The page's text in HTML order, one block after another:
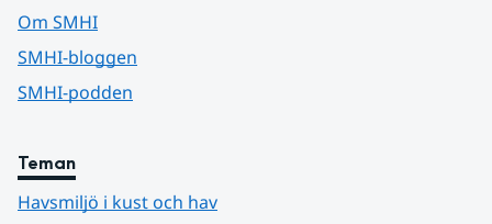
Om SMHI
SMHI-bloggen
SMHI-podden
Teman
Havsmiljö i kust och hav